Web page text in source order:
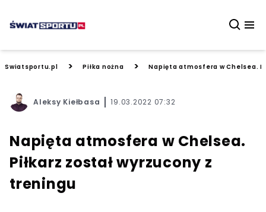
Swiatsportu.pl > Piłka nożna > Napięta atmosfera w Chelsea.
Aleksy Kiełbasa 19.03.2022 07:32
Napięta atmosfera w Chelsea.
Piłkarz został wyrzucony z
treningu